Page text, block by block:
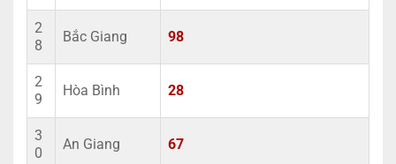
2
8
Bắc Giang 98
2
9
Hòa Bình 28
3
0
An Giang 67